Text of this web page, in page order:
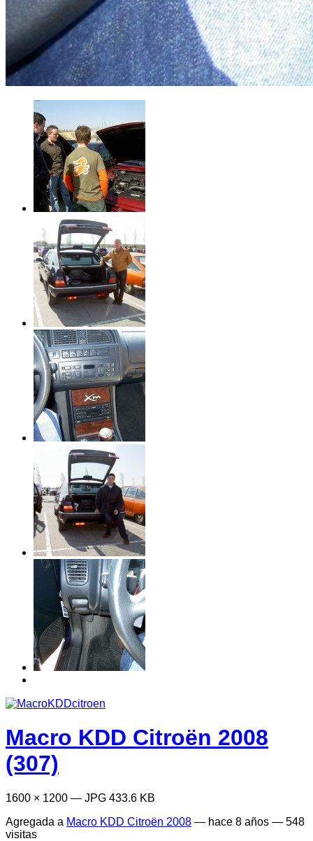
Macro KDD Citroën 2008
(307)
1600 × 1200 — JPG 433.6 KB
Agregada a Macro KDD Citroën 2008 — hace 8 años — 548
visitas